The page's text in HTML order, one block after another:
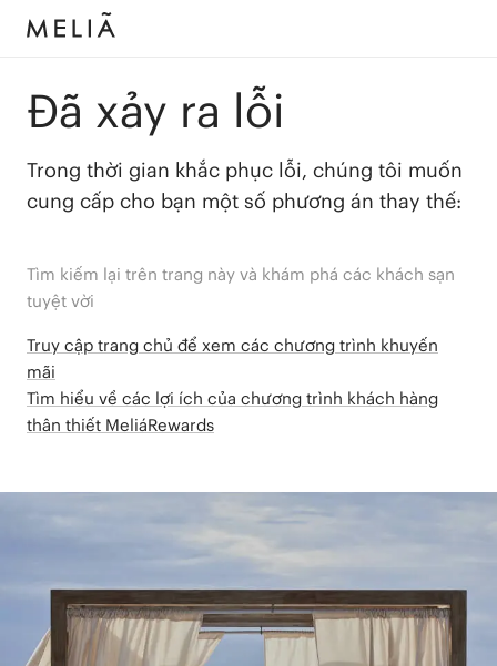
Đã xảy ra lỗi
Trong thời gian khắc phục lỗi, chúng tôi muốn
cung cấp cho bạn một số phương án thay thế:
Tìm kiếm lại trên trang này và khám phá các khách sạn
tuyệt vời
Truy cập trang chủ để xem các chương trình khuyến
mãi
Tìm hiểu về các lợi ích của chương trình khách hàng
thân thiết MeliáRewards